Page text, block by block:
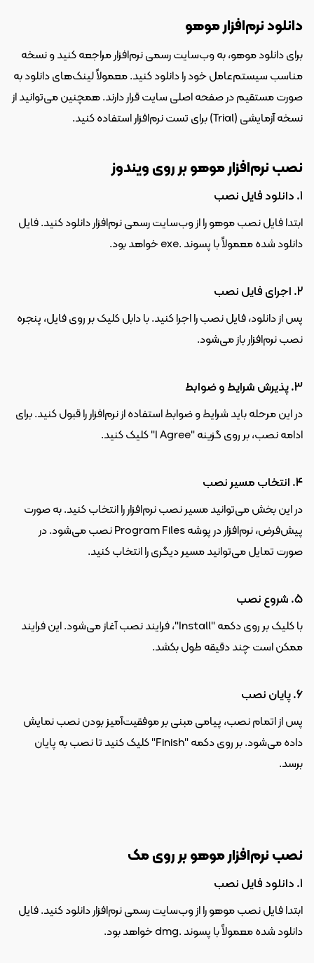
دانلود نرم‌افزار موهو
نسخه آزمایشی (Trial) برای تست نرم‌افزار استفاده کنید.
نصب نرم‌افزار موهو بر روی ویندوز
1. دانلود فایل نصب
دانلود شده معمولاً با پسوند .exe خواهد بود.
2. اجرای فایل نصب
نصب نرم‌افزار باز می‌شود.
3. پذیرش شرایط و ضوابط
ادامه نصب، بر روی گزینه "I Agree" کلیک کنید.
4. انتخاب مسیر نصب
صورت تمایل می‌توانید مسیر دیگری را انتخاب کنید.
5. شروع نصب
ممکن است چند دقیقه طول بکشد.
6. پایان نصب
برسد.
نصب نرم‌افزار موهو بر روی مک
1. دانلود فایل نصب
دانلود شده معمولاً با پسوند .dmg خواهد بود.